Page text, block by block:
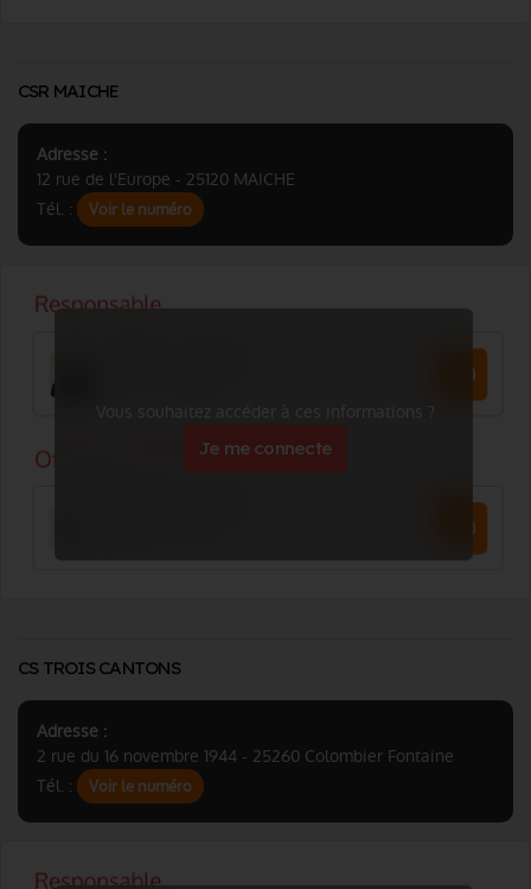
CSR MAICHE
Adresse :
12 rue de l'Europe - 25120 MAICHE
Tél. :
Voir le numéro
Vous souhaitez accéder à ces informations ?
Je me connecte
CS TROIS CANTONS
Adresse :
2 rue du 16 novembre 1944 - 25260 Colombier Fontaine
Tél. :
Voir le numéro